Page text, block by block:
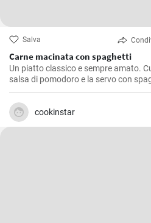
Salva
Carne macinata con spaghetti
Un piatto classico e sempre amato.
salsa di pomodoro e la servo con
cookinstar